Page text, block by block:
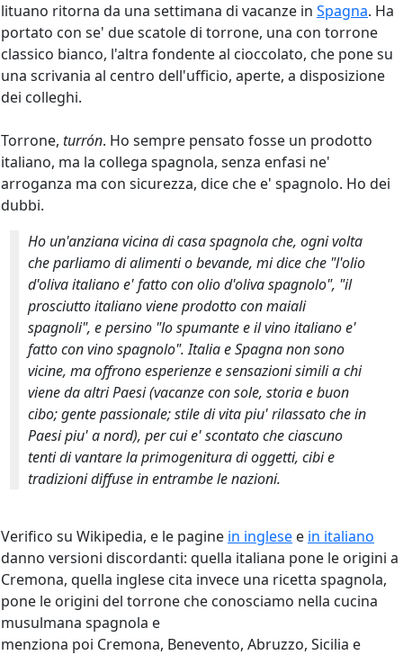
lituano ritorna da una settimana di vacanze in Spagna. Ha
portato con se' due scatole di torrone, una con torrone
classico bianco, l'altra fondente al cioccolato, che pone su
una scrivania al centro dell'ufficio, aperte, a disposizione
dei colleghi.
Torrone, turrón. Ho sempre pensato fosse un prodotto
italiano, ma la collega spagnola, senza enfasi ne'
arroganza ma con sicurezza, dice che e' spagnolo. Ho dei
dubbi.
Ho un'anziana vicina di casa spagnola che, ogni volta
che parliamo di alimenti o bevande, mi dice che "l'olio
d'oliva italiano e' fatto con olio d'oliva spagnolo", "il
prosciutto italiano viene prodotto con maiali
spagnoli", e persino "lo spumante e il vino italiano e'
fatto con vino spagnolo". Italia e Spagna non sono
vicine, ma offrono esperienze e sensazioni simili a chi
viene da altri Paesi (vacanze con sole, storia e buon
cibo; gente passionale; stile di vita piu' rilassato che in
Paesi piu' a nord), per cui e' scontato che ciascuno
tenti di vantare la primogenitura di oggetti, cibi e
tradizioni diffuse in entrambe le nazioni.
Verifico su Wikipedia, e le pagine in inglese e in italiano
danno versioni discordanti: quella italiana pone le origini a
Cremona, quella inglese cita invece una ricetta spagnola,
pone le origini del torrone che conosciamo nella cucina
musulmana spagnola e
menziona poi Cremona, Benevento, Abruzzo, Sicilia e